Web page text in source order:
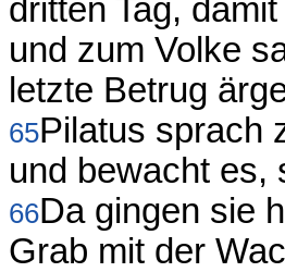
dritten Tag,
und zum Volke
letzte Betrug
65Pilatus sprach
und bewacht es,
66Da gingen sie
Grab mit der